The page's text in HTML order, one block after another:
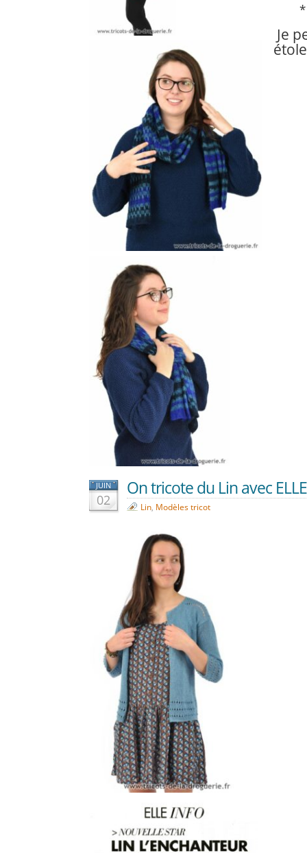
*
Je
JUIN
02
On tricote du Lin avec
Lin, Modèles tricot